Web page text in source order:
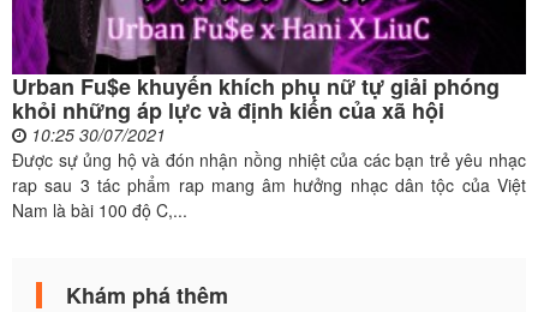
Urban Fu$e khuyến khích phụ nữ tự giải phóng
khỏi những áp lực và định kiến của xã hội
10:25 30/07/2021
Được sự ủng hộ và đón nhận nồng nhiệt của các bạn trẻ yêu nhạc
rap sau 3 tác phẩm rap mang âm hưởng nhạc dân tộc của Việt
Nam là bài 100 độ C,...
Khám phá thêm